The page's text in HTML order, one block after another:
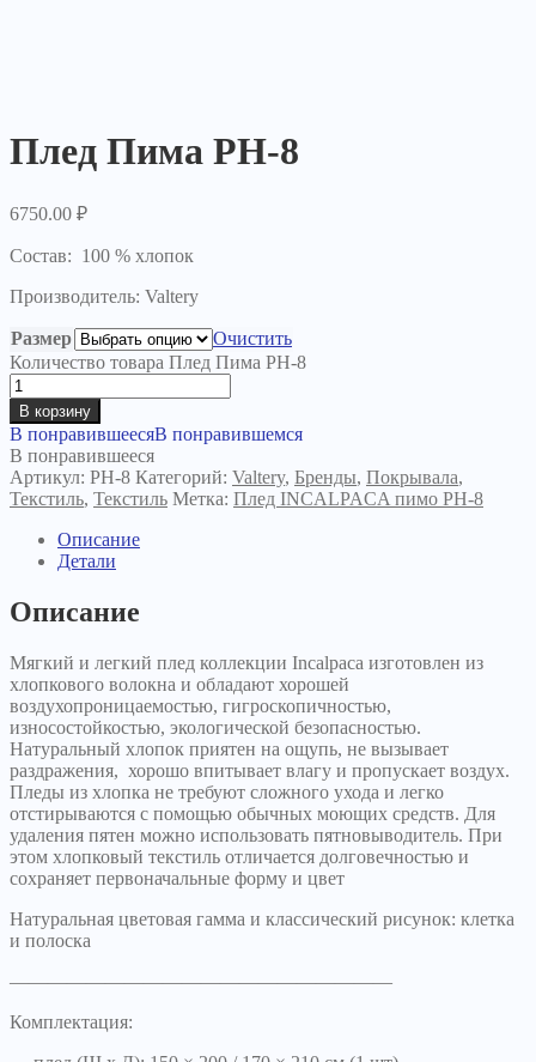
Плед Пима РН-8
6750.00 ₽
Состав: 100 % хлопок
Производитель: Valtery
Размер
Очистить
Количество товара Плед Пима РН-8
В корзину
В понравившеесяВ понравившемся
В понравившееся
Артикул: PН-8 Категорий: Valtery, Бренды, Покрывала,
Текстиль, Текстиль Метка: Плед INCALPACA пимо PH-8
Описание
Детали
Описание
Мягкий и легкий плед коллекции Incalpaca изготовлен из
хлопкового волокна и обладают хорошей
воздухопроницаемостью, гигроскопичностью,
износостойкостью, экологической безопасностью.
Натуральный хлопок приятен на ощупь, не вызывает
раздражения, хорошо впитывает влагу и пропускает воздух.
Пледы из хлопка не требуют сложного ухода и легко
отстирываются с помощью обычных моющих средств. Для
удаления пятен можно использовать пятновыводитель. При
этом хлопковый текстиль отличается долговечностью и
сохраняет первоначальные форму и цвет
Натуральная цветовая гамма и классический рисунок: клетка
и полоска
————————————————————
Комплектация: